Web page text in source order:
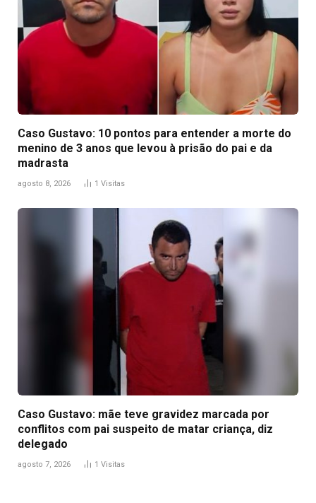
Caso Gustavo: 10 pontos para entender a morte do
menino de 3 anos que levou à prisão do pai e da
madrasta
agosto 8, 2026 1 Visitas
Caso Gustavo: mãe teve gravidez marcada por
conflitos com pai suspeito de matar criança, diz
delegado
agosto 7, 2026 1 Visitas